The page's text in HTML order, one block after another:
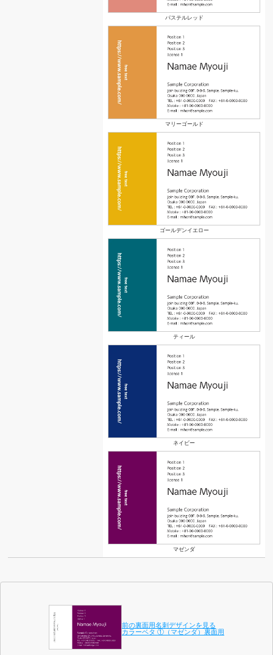
パステルレッド
マリーゴールド
ゴールデンイエロー
ティール
ネイビー
マゼンダ
前の裏面用名刺デザインを見る
カラーベタ ①（マゼンダ）裏面用